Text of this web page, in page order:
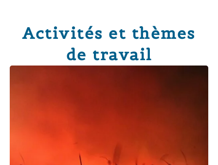
Activités et thèmes
de travail